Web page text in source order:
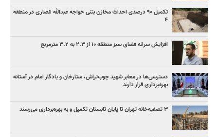
تکمیل ۹۰ درصدی احداث مخازن بتنی خواجه عبدالله انصاری در منطقه
۴
افزایش سرانه فضای سبز منطقه ۱۰ از ۲.۳ به ۳.۲ مترمربع
دسترسی‌ها در معابر شهید چوب‌تراش، ستارخان و یادگار امام در آستانه
بهره‌برداری قرار دارند
۳ ﺗﺼﻔﻴﻪ‌ﺧﺎﻧﻪ‌ تهران تا پایان تابستان تکمیل و به بهره‌برداری می‌رسند